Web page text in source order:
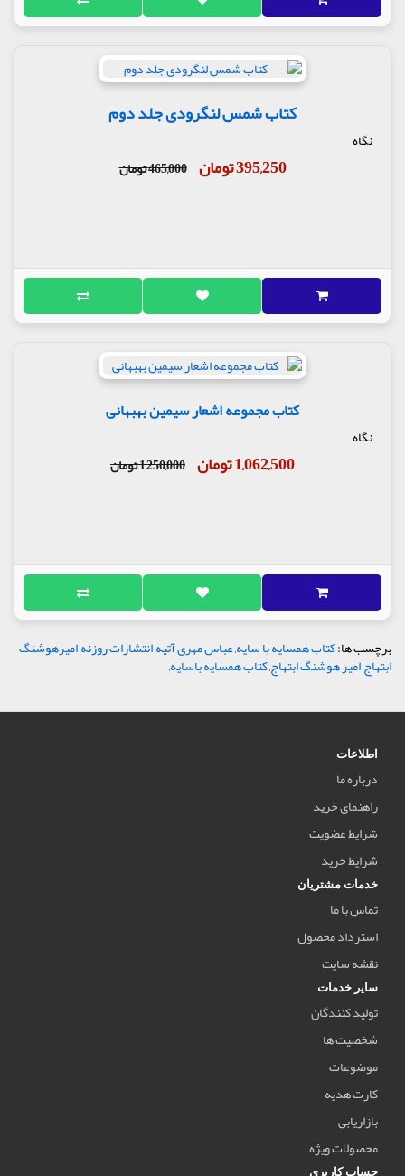
کتاب شمس لنگرودی جلد دوم
نگاه
395,250 تومان 465,000 تومان
کتاب مجموعه اشعار سیمین بهبهانی
نگاه
1,062,500 تومان 1,250,000 تومان
برچسب ها:کتاب همسایه با سایه,عباس مهری آتیه,انتشارات روزنه,امیرهوشنگ
ابتهاج,امیر هوشنگ ابتهاج,کتاب همسایه باسایه,
اطلاعات
درباره ما
راهنمای خرید
شرایط عضویت
شرایط خرید
خدمات مشتریان
تماس با ما
استرداد محصول
نقشه سایت
سایر خدمات
تولید کنندگان
شخصیت ها
موضوعات
کارت هدیه
بازاریابی
محصولات ویژه
حساب کاربری